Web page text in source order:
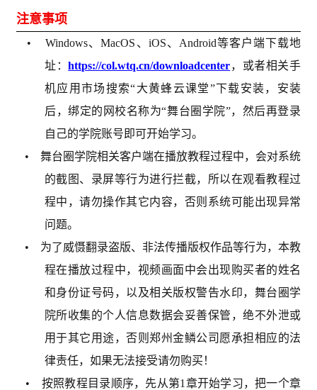
注意事项
• Windows、MacOS、iOS、Android等客户端下载地
址：https://col.wtq.cn/downloadcenter，或者相关手
机应用市场搜索“大黄蜂云课堂”下载安装，安装
后，绑定的网校名称为“舞台圈学院”，然后再登录
自己的学院账号即可开始学习。
• 舞台圈学院相关客户端在播放教程过程中，会对系统
的截图、录屏等行为进行拦截，所以在观看教程过
程中，请勿操作其它内容，否则系统可能出现异常
问题。
• 为了威慑翻录盗版、非法传播版权作品等行为，本教
程在播放过程中，视频画面中会出现购买者的姓名
和身份证号码，以及相关版权警告水印，舞台圈学
院所收集的个人信息数据会妥善保管，绝不外泄或
用于其它用途，否则郑州金鳞公司愿承担相应的法
律责任，如果无法接受请勿购买！
• 按照教程目录顺序，先从第1章开始学习，把一个章